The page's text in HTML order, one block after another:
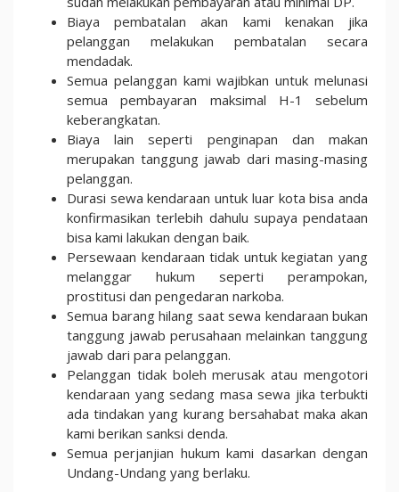
Biaya pembatalan akan kami kenakan jika
pelanggan melakukan pembatalan secara
mendadak.
Semua pelanggan kami wajibkan untuk melunasi
semua pembayaran maksimal H-1 sebelum
keberangkatan.
Biaya lain seperti penginapan dan makan
merupakan tanggung jawab dari masing-masing
pelanggan.
Durasi sewa kendaraan untuk luar kota bisa anda
konfirmasikan terlebih dahulu supaya pendataan
bisa kami lakukan dengan baik.
Persewaan kendaraan tidak untuk kegiatan yang
melanggar hukum seperti perampokan,
prostitusi dan pengedaran narkoba.
Semua barang hilang saat sewa kendaraan bukan
tanggung jawab perusahaan melainkan tanggung
jawab dari para pelanggan.
Pelanggan tidak boleh merusak atau mengotori
kendaraan yang sedang masa sewa jika terbukti
ada tindakan yang kurang bersahabat maka akan
kami berikan sanksi denda.
Semua perjanjian hukum kami dasarkan dengan
Undang-Undang yang berlaku.